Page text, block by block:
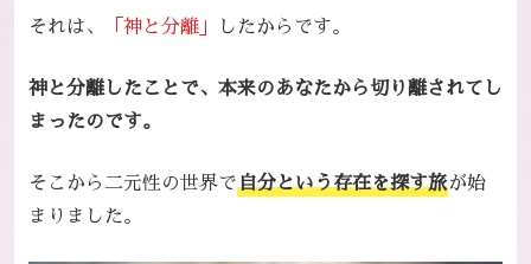
それは、 「神と分離」 したからです。
神と分離したことで、本来のあなたから切り離されてし
まったのです。
そこから二元性の世界で自分という存在を探す旅が始
まりました。